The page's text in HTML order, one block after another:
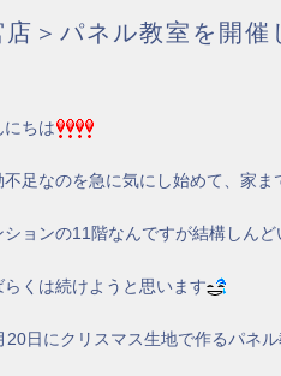
店＞パネル教室を開催
にちは
不足なのを急に気にし始めて、家
ションの11階なんですが結構しんど
らくは続けようと思います
20日にクリスマス生地で作るパネ